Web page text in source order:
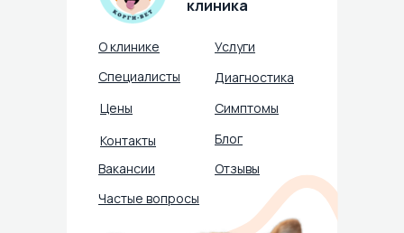
клиника
О клинике
Услуги
Специалисты
Диагностика
Цены
Симптомы
Контакты
Блог
Отзывы
Частые вопросы
Вакансии